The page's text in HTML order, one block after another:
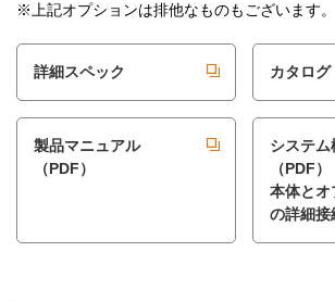
※上記オプションは排他なものもございます。
詳細スペック カタログ
製品マニュアル
（PDF）
システム
（PDF）
本体とオ
の詳細接